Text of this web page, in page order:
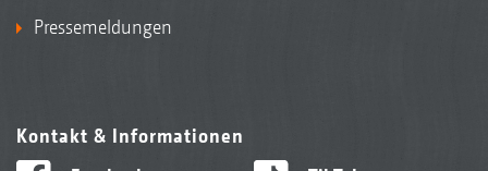
Pressemeldungen
Kontakt & Informationen